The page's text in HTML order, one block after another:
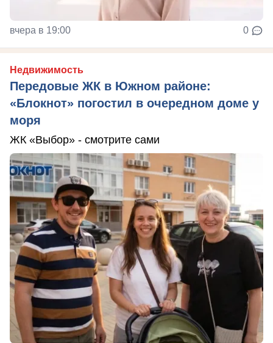
вчера в 19:00 0
Недвижимость
Передовые ЖК в Южном районе:
«Блокнот» погостил в очередном доме у
моря
ЖК «Выбор» - смотрите сами